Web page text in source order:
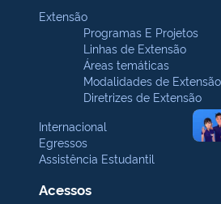
Extensão
Programas E Projetos
Linhas de Extensão
Áreas temáticas
Modalidades de Extensão
Diretrizes de Extensão
Internacional
Egressos
Assistência Estudantil
Acessos